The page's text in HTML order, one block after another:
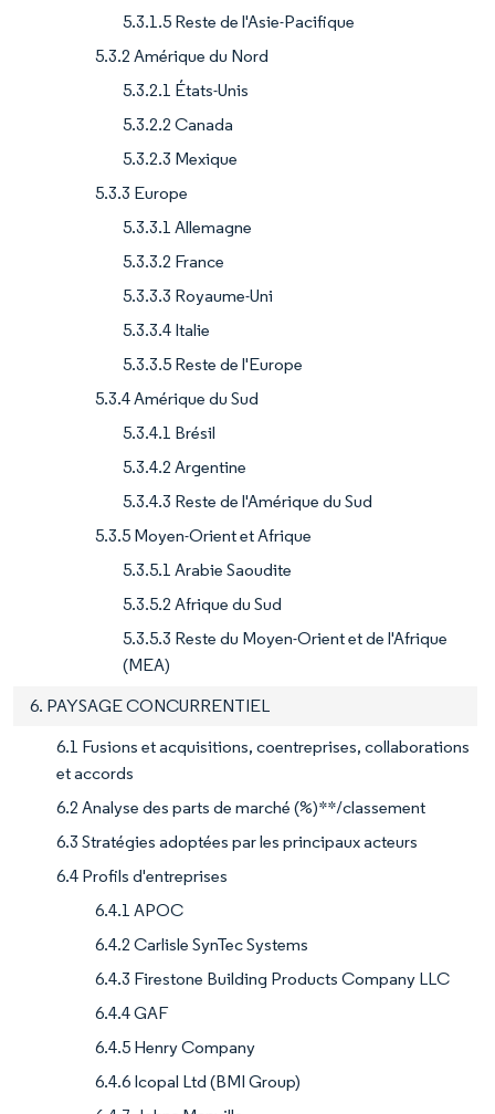
5.3.1.5 Reste de l'Asie-Pacifique
5.3.2 Amérique du Nord
5.3.2.1 États-Unis
5.3.2.2 Canada
5.3.2.3 Mexique
5.3.3 Europe
5.3.3.1 Allemagne
5.3.3.2 France
5.3.3.3 Royaume-Uni
5.3.3.4 Italie
5.3.3.5 Reste de l'Europe
5.3.4 Amérique du Sud
5.3.4.1 Brésil
5.3.4.2 Argentine
5.3.4.3 Reste de l'Amérique du Sud
5.3.5 Moyen-Orient et Afrique
5.3.5.1 Arabie Saoudite
5.3.5.2 Afrique du Sud
5.3.5.3 Reste du Moyen-Orient et de l'Afrique
(MEA)
6. PAYSAGE CONCURRENTIEL
6.1 Fusions et acquisitions, coentreprises, collaborations
et accords
6.2 Analyse des parts de marché (%)**/classement
6.3 Stratégies adoptées par les principaux acteurs
6.4 Profils d'entreprises
6.4.1 APOC
6.4.2 Carlisle SynTec Systems
6.4.3 Firestone Building Products Company LLC
6.4.4 GAF
6.4.5 Henry Company
6.4.6 Icopal Ltd (BMI Group)